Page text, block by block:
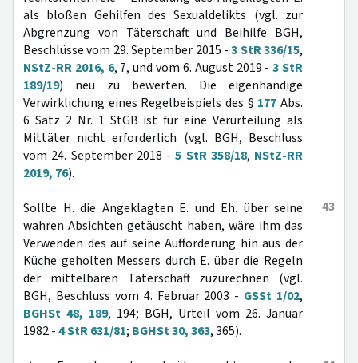
als bloßen Gehilfen des Sexualdelikts (vgl. zur
Abgrenzung von Täterschaft und Beihilfe BGH,
Beschlüsse vom 29. September 2015 -3 StR 336/15,
NStZ-RR 2016, 6, 7, und vom 6. August 2019 -3 StR
189/19) neu zu bewerten. Die eigenhändige
Verwirklichung eines Regelbeispiels des § 177 Abs.
6 Satz 2 Nr. 1 StGB ist für eine Verurteilung als
Mittäter nicht erforderlich (vgl. BGH, Beschluss
vom 24. September 2018 -5 StR 358/18, NStZ-RR
2019, 76).
43
Sollte H. die Angeklagten E. und Eh. über seine
wahren Absichten getäuscht haben, wäre ihm das
Verwenden des auf seine Aufforderung hin aus der
Küche geholten Messers durch E. über die Regeln
der mittelbaren Täterschaft zuzurechnen (vgl.
BGH, Beschluss vom 4. Februar 2003 - GSSt 1/02,
BGHSt 48, 189, 194; BGH, Urteil vom 26. Januar
1982 -4 StR 631/81; BGHSt 30, 363, 365).